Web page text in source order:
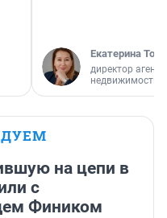
Екатерина
директор
недвижимости
на цепи в
с
Фиником